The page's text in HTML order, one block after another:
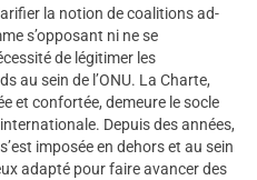
la notion de coalitions ad-
s’opposant ni ne se
de légitimer les
au sein de l’ONU. La Charte,
et confortée, demeure le socle
Depuis des années,
imposée en dehors et au sein
adapté pour faire avancer des